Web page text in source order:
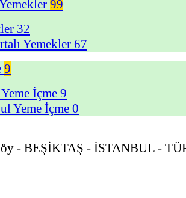
99
32
Yemekler 67
9
İçme 9
Yeme İçme 0
- BEŞİKTAŞ - İSTANBUL -